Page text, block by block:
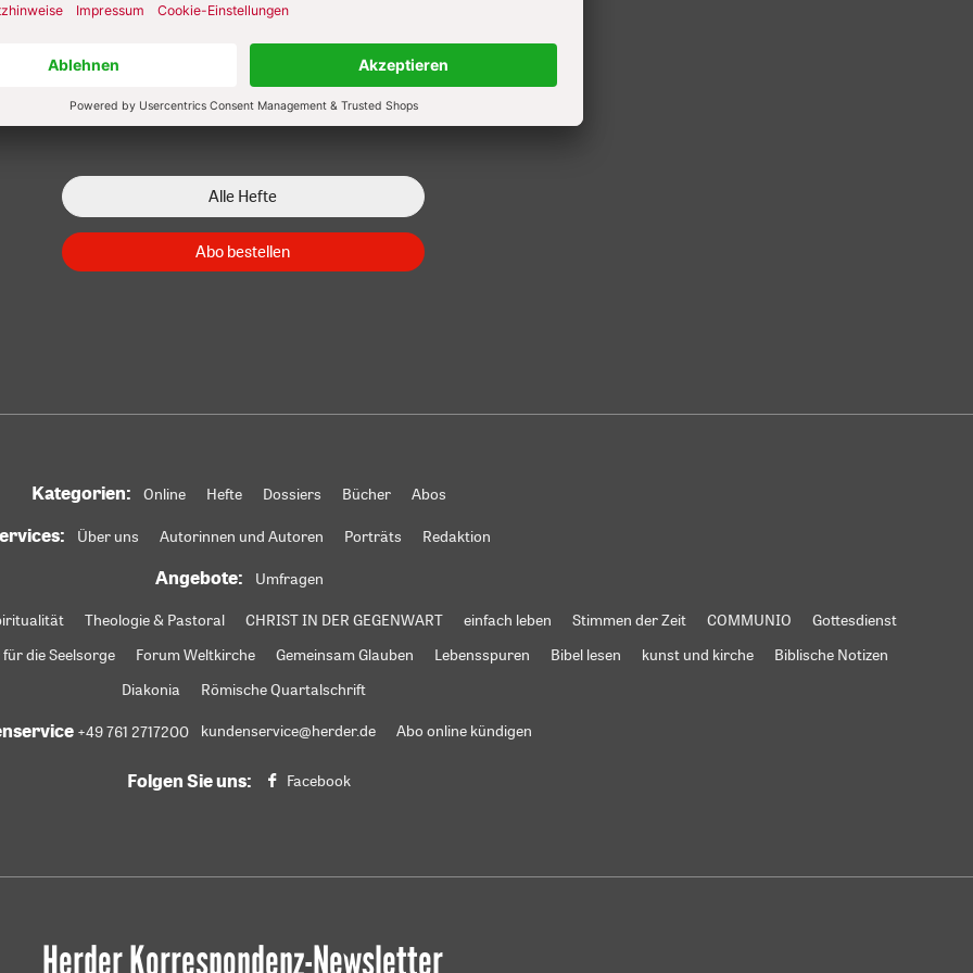
Heft 7/2026
Zum Heft Zum Heft
Alle Hefte
Abo bestellen
Kategorien: Online Hefte Dossiers Bücher Abos
Über uns Autorinnen und Autoren Porträts Redaktion
Angebote: Umfragen
Theologie & Pastoral CHRIST IN DER GEGENWART einfach leben Stimmen der Zeit COMMUNIO
Gottesdienst
die Seelsorge Forum Weltkirche Gemeinsam Glauben Lebensspuren Bibel lesen kunst und kirche
Biblische Notizen
Diakonia
Römische Quartalschrift
+49 761 2717200 kundenservice@herder.de Abo online kündigen
Folgen Sie uns: Facebook
Herder Korrespondenz-Newsletter